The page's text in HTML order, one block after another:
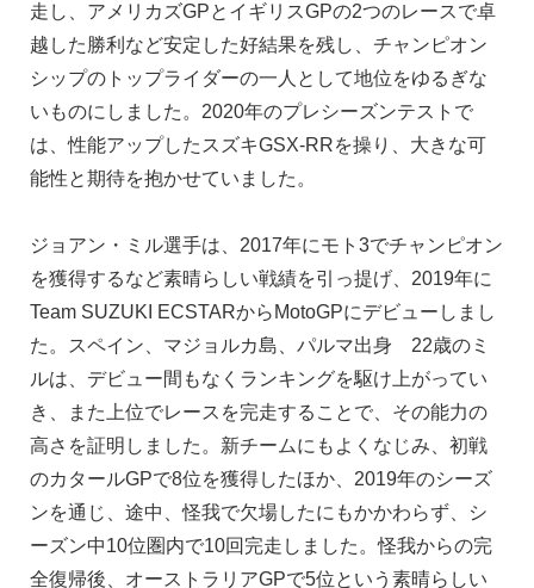
走し、アメリカズGPとイギリスGPの2つのレースで卓
越した勝利など安定した好結果を残し、チャンピオン
シップのトップライダーの一人として地位をゆるぎな
いものにしました。2020年のプレシーズンテストで
は、性能アップしたスズキGSX-RRを操り、大きな可
能性と期待を抱かせていました。
ジョアン・ミル選手は、2017年にモト3でチャンピオン
を獲得するなど素晴らしい戦績を引っ提げ、2019年に
Team SUZUKI ECSTARからMotoGPにデビューしまし
た。スペイン、マジョルカ島、パルマ出身 22歳のミ
ルは、デビュー間もなくランキングを駆け上がってい
き、また上位でレースを完走することで、その能力の
高さを証明しました。新チームにもよくなじみ、初戦
のカタールGPで8位を獲得したほか、2019年のシーズ
ンを通じ、途中、怪我で欠場したにもかかわらず、シ
ーズン中10位圏内で10回完走しました。怪我からの完
全復帰後、オーストラリアGPで5位という素晴らしい